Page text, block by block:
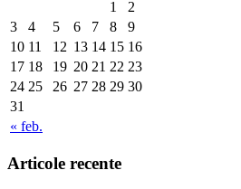
« feb.
1
2
3
4 5 6 7 8
9
10 11 12 13 14 15 16
17 18 19 20 21 22 23
24 25 26 27 28 29 30
31
Articole recente